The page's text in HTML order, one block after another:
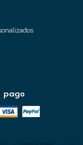
pago